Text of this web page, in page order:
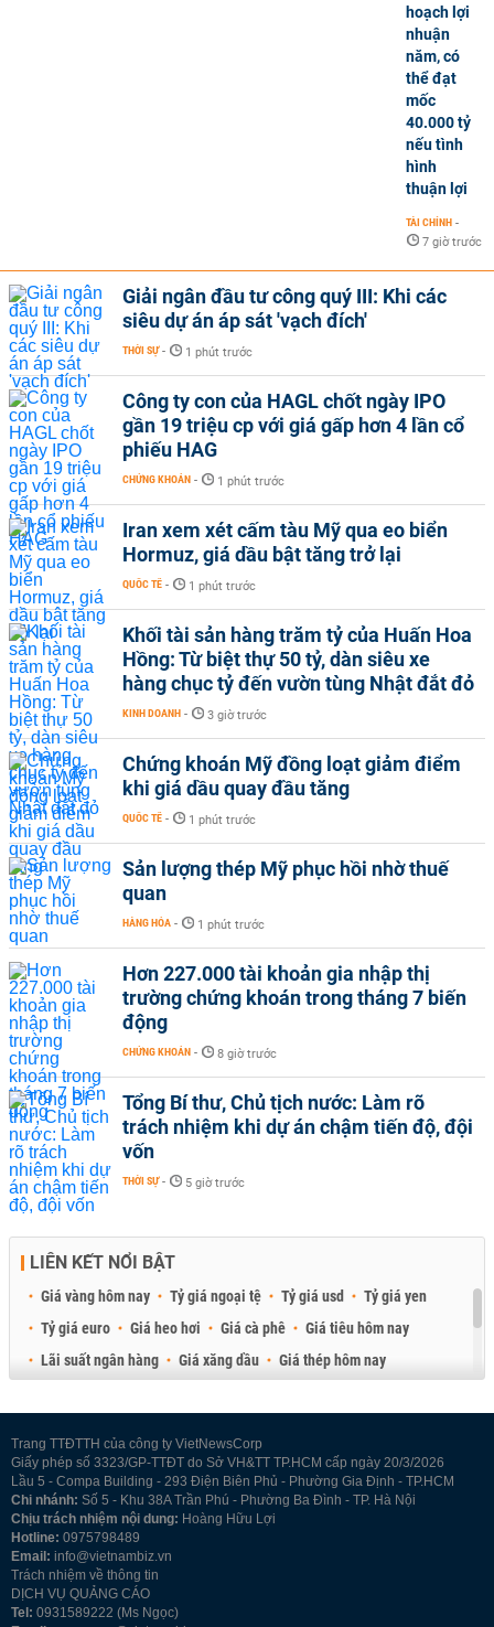
hoạch lợi
nhuận
năm, có
thể đạt
mốc
40.000 tỷ
nếu tình
hình
thuận lợi
TÀI CHÍNH -
7 giờ trước
Giải ngân đầu tư công quý III: Khi các
siêu dự án áp sát 'vạch đích'
THỜI SỰ - 1 phút trước
Công ty con của HAGL chốt ngày IPO
gần 19 triệu cp với giá gấp hơn 4 lần cổ
phiếu HAG
CHỨNG KHOÁN - 1 phút trước
Iran xem xét cấm tàu Mỹ qua eo biển
Hormuz, giá dầu bật tăng trở lại
QUỐC TẾ - 1 phút trước
Khối tài sản hàng trăm tỷ của Huấn Hoa
Hồng: Từ biệt thự 50 tỷ, dàn siêu xe
hàng chục tỷ đến vườn tùng Nhật đắt đỏ
KINH DOANH - 3 giờ trước
Chứng khoán Mỹ đồng loạt giảm điểm
khi giá dầu quay đầu tăng
QUỐC TẾ - 1 phút trước
Sản lượng thép Mỹ phục hồi nhờ thuế
quan
HÀNG HÓA - 1 phút trước
Hơn 227.000 tài khoản gia nhập thị
trường chứng khoán trong tháng 7 biến
động
CHỨNG KHOÁN - 8 giờ trước
Tổng Bí thư, Chủ tịch nước: Làm rõ
trách nhiệm khi dự án chậm tiến độ, đội
vốn
THỜI SỰ - 5 giờ trước
LIÊN KẾT NỔI BẬT
Giá vàng hôm nay Tỷ giá ngoại tệ Tỷ giá usd
Tỷ giá yen
Tỷ giá euro
Giá heo hơi Giá cà phê
Giá tiêu hôm nay
Lãi suất ngân hàng
Giá xăng dầu
Giá thép hôm nay
Trang TTĐTTH của công ty VietNewsCorp
Giấy phép số 3323/GP-TTĐT do Sở VH&TT TP.HCM cấp ngày 20/3/2026
Lầu 5 - Compa Building - 293 Điện Biên Phủ - Phường Gia Định - TP.HCM
Chi nhánh: Số 5 - Khu 38A Trần Phú - Phường Ba Đình - TP. Hà Nội
Chịu trách nhiệm nội dung: Hoàng Hữu Lợi
Hotline: 0975798489
Email: info@vietnambiz.vn
Trách nhiệm về thông tin
DỊCH VỤ QUẢNG CÁO
Tel: 0931589222 (Ms Ngọc)